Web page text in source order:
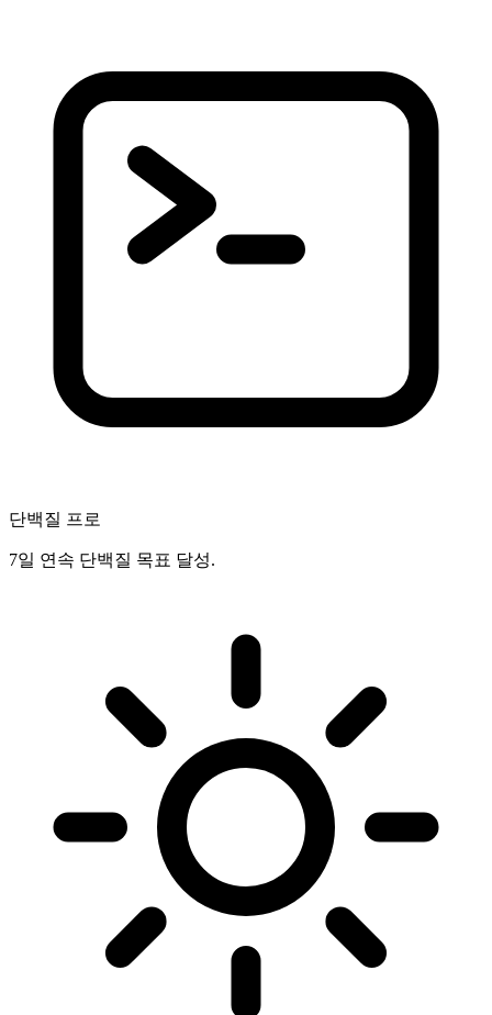
단백질 프로
7일 연속 단백질 목표 달성.